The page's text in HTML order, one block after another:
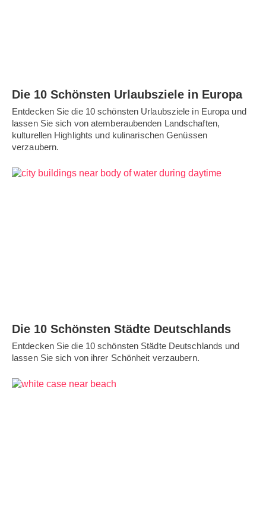
Die 10 Schönsten Urlaubsziele in Europa
Entdecken Sie die 10 schönsten Urlaubsziele in Europa und
lassen Sie sich von atemberaubenden Landschaften,
kulturellen Highlights und kulinarischen Genüssen
verzaubern.
Die 10 Schönsten Städte Deutschlands
Entdecken Sie die 10 schönsten Städte Deutschlands und
lassen Sie sich von ihrer Schönheit verzaubern.